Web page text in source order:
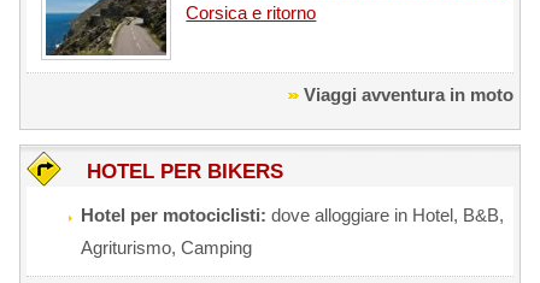
Corsica e ritorno
Viaggi avventura in moto
HOTEL PER BIKERS
Hotel per motociclisti: dove alloggiare in Hotel, B&B,
Agriturismo, Camping